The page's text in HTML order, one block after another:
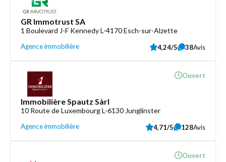
GR Immotrust SA
1 Boulevard J-F Kennedy L-4170 Esch-sur-Alzette
Agence immobilière 4,24/5 38Avis
Immobilière Spautz Sàrl
10 Route de Luxembourg L-6130 Junglinster
Agence immobilière
Ouvert
4,71/5 128Avis
Ouvert